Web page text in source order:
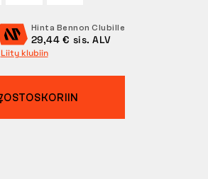
Hinta Bennon Clubille
29,44 € sis. ALV
Liity klubiin
OSTOSKORIIN